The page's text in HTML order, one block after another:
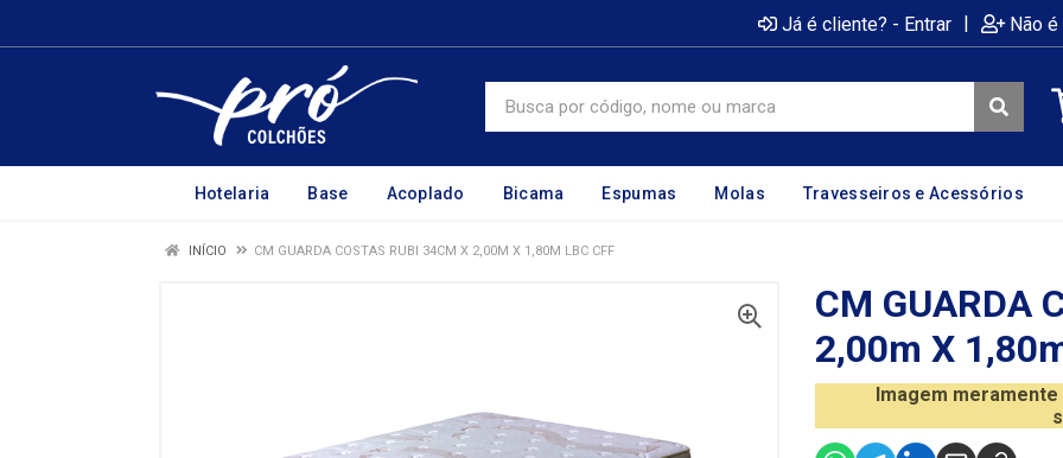
Já é cliente? - Entrar | Não
Hotelaria Base Acoplado Bicama Espumas Molas Travesseiros e Acessórios
INÍCIO CM GUARDA COSTAS RUBI 34CM X 2,00M X 1,80M LBC CFF
CM GUARDA
2,00m X
Imagem